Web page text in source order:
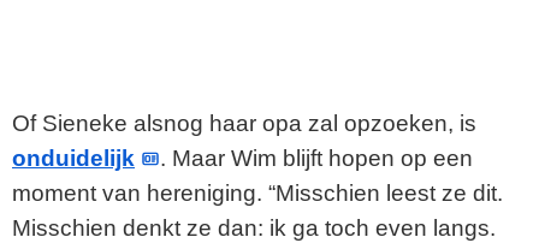
Of Sieneke alsnog haar opa zal opzoeken, is
onduidelijk
. Maar Wim blijft hopen op een
moment van hereniging. “Misschien leest ze dit.
Misschien denkt ze dan: ik ga toch even langs.